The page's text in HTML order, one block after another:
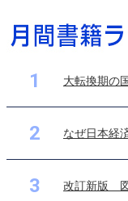
1 大転換期の
2 なぜ日本経
3 改訂新版